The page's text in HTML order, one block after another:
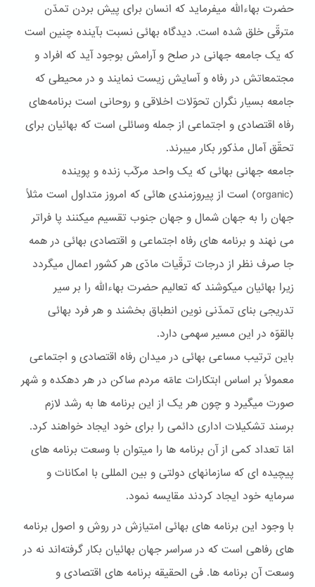
حضرت بهاءاللّه ميفرمايد که انسان برای پيش بردن تمدّن
مترقّی خلق شده است. ديدگاه بهائی نسبت بآينده چنين است
که يک جامعه جهانی در صلح و آرامش بوجود آيد که افراد و
مجتمعاتش در رفاه و آسايش زيست نمايند و در محيطی که
جامعه بسيار نگران تحوّلات اخلاقی و روحانی است برنامه‌های
رفاه اقتصادی و اجتماعی از جمله وسائلی است که بهائيان برای
تحقّق آمال مذکور بکار ميبرند.
جامعه جهانی بهائی که يک واحد مرکّب زنده و پوينده
(organic) است از پيروزمندی هائی که امروز متداول است مثلاً
جهان را به جهان شمال و جهان جنوب تقسيم ميکنند پا فراتر
می نهند و برنامه های رفاه اجتماعی و اقتصادی بهائی در همه
جا صرف نظر از درجات ترقّيات مادّی هر کشور اعمال ميگردد
زيرا بهائيان ميکوشند که تعاليم حضرت بهاءاللّه را بر سير
تدريجی بنای تمدّنی نوين انطباق بخشند و هر فرد بهائی
بالقوّه در اين مسير سهمی دارد.
باين ترتيب مساعی بهائی در ميدان رفاه اقتصادی و اجتماعی
معمولاً بر اساس ابتکارات عامّه مردم ساکن در هر دهکده و شهر
صورت ميگيرد و چون هر يک از اين برنامه ها به رشد لازم
برسند تشکيلات اداری دائمی را برای خود ايجاد خواهند کرد.
امّا تعداد کمی از آن برنامه ها را ميتوان با وسعت برنامه های
پيچيده ای که سازمانهای دولتی و بين المللی با امکانات و
سرمايه خود ايجاد کردند مقايسه نمود.
با وجود اين برنامه های بهائی امتيازش در روش و اصول برنامه
های رفاهی است که در سراسر جهان بهائيان بکار گرفته‌اند نه در
وسعت آن برنامه ها. فی الحقيقه برنامه های اقتصادی و